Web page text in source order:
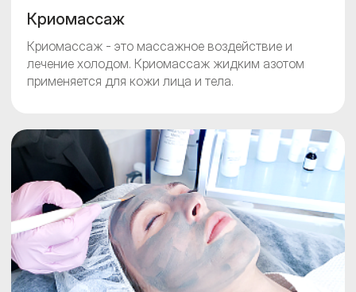
Криомассаж
Криомассаж - это массажное воздействие и
лечение холодом. Криомассаж жидким азотом
применяется для кожи лица и тела.